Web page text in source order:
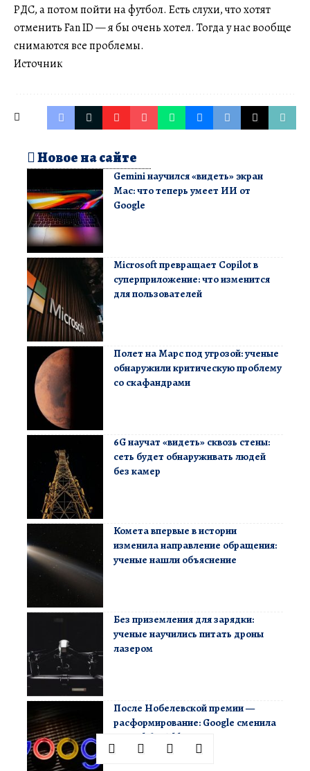
РДС, а потом пойти на футбол. Есть слухи, что хотят
отменить Fan ID — я бы очень хотел. Тогда у нас вообще
снимаются все проблемы.
Источник
Новое на сайте
Gemini научился «видеть» экран
Mac: что теперь умеет ИИ от
Google
Microsoft превращает Copilot в
суперприложение: что изменится
для пользователей
Полет на Марс под угрозой: ученые
обнаружили критическую проблему
со скафандрами
6G научат «видеть» сквозь стены:
сеть будет обнаруживать людей
без камер
Комета впервые в истории
изменила направление обращения:
ученые нашли объяснение
Без приземления для зарядки:
ученые научились питать дроны
лазером
После Нобелевской премии —
расформирование: Google сменила
курс AlphaFold